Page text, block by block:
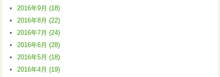
2016年9月 (18)
2016年8月 (22)
2016年7月 (24)
2016年6月 (28)
2016年5月 (18)
2016年4月 (19)